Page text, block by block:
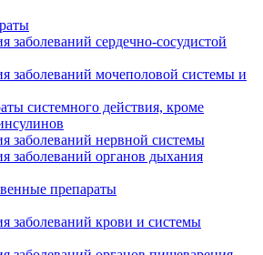
заболеваний сердечно-сосудистой
заболеваний мочеполовой системы и
системного действия, кроме
заболеваний нервной системы
заболеваний органов дыхания
препараты
заболеваний крови и системы